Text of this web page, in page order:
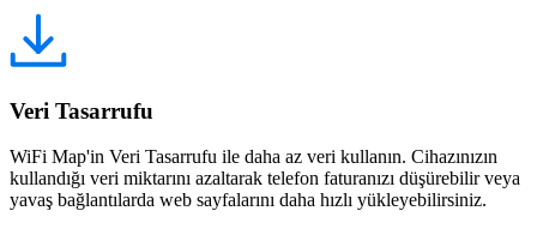
Veri Tasarrufu
WiFi Map'in Veri Tasarrufu ile daha az veri kullanın. Cihazınızın
kullandığı veri miktarını azaltarak telefon faturanızı düşürebilir veya
yavaş bağlantılarda web sayfalarını daha hızlı yükleyebilirsiniz.